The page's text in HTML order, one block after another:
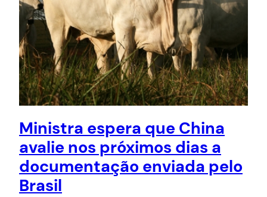
Ministra espera que China
avalie nos próximos dias a
documentação enviada pelo
Brasil